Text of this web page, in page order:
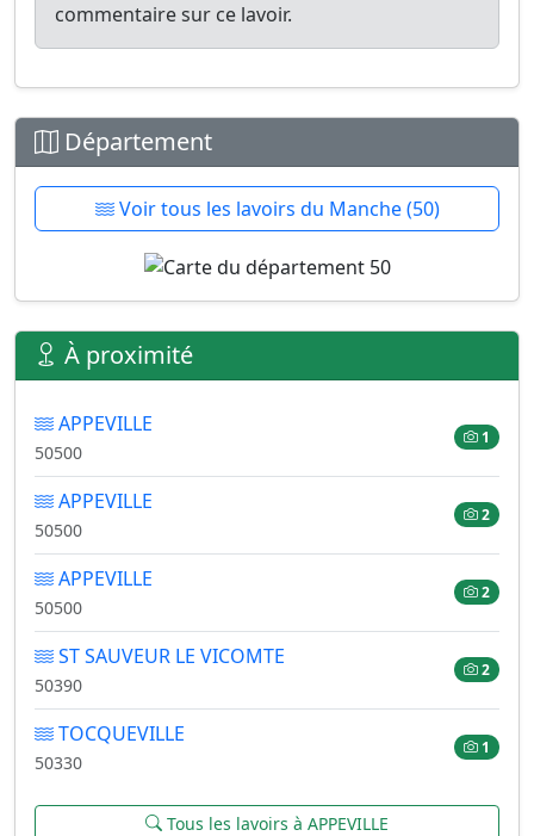
commentaire sur ce lavoir.
Département
Voir tous les lavoirs du Manche (50)
À proximité
APPEVILLE
50500
1
APPEVILLE
50500
2
APPEVILLE
50500
2
ST SAUVEUR LE VICOMTE
50390
2
TOCQUEVILLE
50330
1
Tous les lavoirs à APPEVILLE